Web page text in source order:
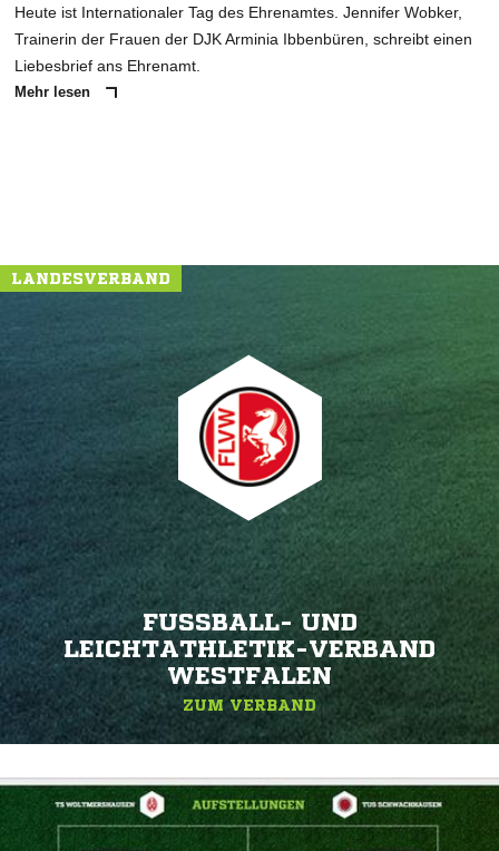
Heute ist Internationaler Tag des Ehrenamtes. Jennifer Wobker,
Trainerin der Frauen der DJK Arminia Ibbenbüren, schreibt einen
Liebesbrief ans Ehrenamt.
Mehr lesen
LANDESVERBAND
FUSSBALL- UND L
EICHTATHLETIK-VERBAND W
ESTFALEN
ZUM VERBAND